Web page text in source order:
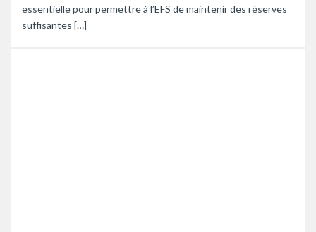
essentielle pour permettre à l’EFS de maintenir des réserves
suffisantes […]